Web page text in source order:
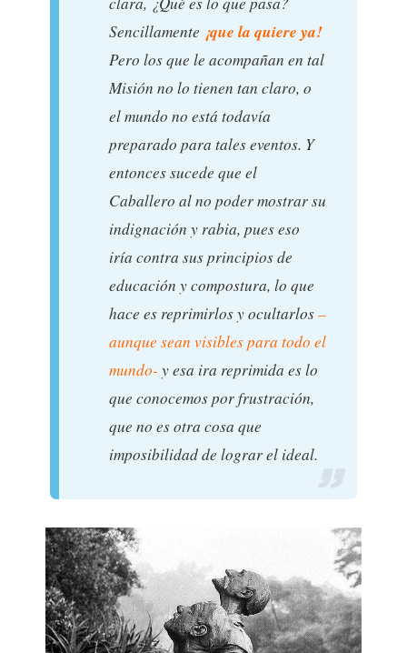
Sencillamente ¡que la quiere ya!
Pero los que le acompañan en tal
Misión no lo tienen tan claro, o
el mundo no está todavía
preparado para tales eventos. Y
entonces sucede que el
Caballero al no poder mostrar su
indignación y rabia, pues eso
iría contra sus principios de
educación y compostura, lo que
hace es reprimirlos y ocultarlos–
aunque sean visibles para todo el
mundo- y esa ira reprimida es lo
que conocemos por frustración,
que no es otra cosa que
imposibilidad de lograr el ideal.